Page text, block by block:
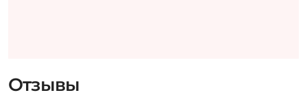
Отзывы